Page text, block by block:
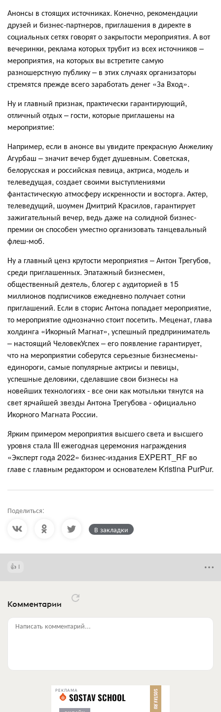
Анонсы в стоящих источниках. Конечно, рекомендации
друзей и бизнес-партнеров, приглашения в директе в
социальных сетях говорят о закрытости мероприятия. А вот
вечеринки, реклама которых трубит из всех источников –
мероприятия, на которых вы встретите самую
разношерстную публику – в этих случаях организаторы
стремятся прежде всего заработать денег «За Вход».
Ну и главный признак, практически гарантирующий,
отличный отдых – гости, которые приглашены на
мероприятие:
Например, если в анонсе вы увидите прекрасную Анжелику
Агурбаш – значит вечер будет душевным. Советская,
белорусская и российская певица, актриса, модель и
телеведущая, создает своими выступлениями
фантастическую атмосферу искренности и восторга. Актер,
телеведущий, шоумен Дмитрий Красилов, гарантирует
зажигательный вечер, ведь даже на солидной бизнес-
премии он способен уместно организовать танцевальный
флеш-моб.
Ну а главный ценз крутости мероприятия – Антон Трегубов,
среди приглашенных. Эпатажный бизнесмен,
общественный деятель, блогер с аудиторией в 15
миллионов подписчиков ежедневно получает сотни
приглашений. Если в сторис Антона попадает мероприятие,
то мероприятие однозначно стоит посетить. Меценат, глава
холдинга «Икорный Магнат», успешный предприниматель
– настоящий ЧеловекУспех – его появление гарантирует,
что на мероприятии соберутся серьезные бизнесмены-
единороги, самые популярные актрисы и певицы,
успешные деловики, сделавшие свои бизнесы на
новейших технологиях - все они как мотыльки тянутся на
свет ярчайшей звезды Антона Трегубова - официально
Икорного Магната России.
Ярким примером мероприятия высшего света и высшего
уровня стала III ежегодная церемония награждения
«Эксперт года 2022» бизнес-издания EXPERT_RF во
главе с главным редактором и основателем Kristina PurPur.
Поделиться:
В закладки
1
Комментарии
Написать комментарий...
РЕКЛАМА